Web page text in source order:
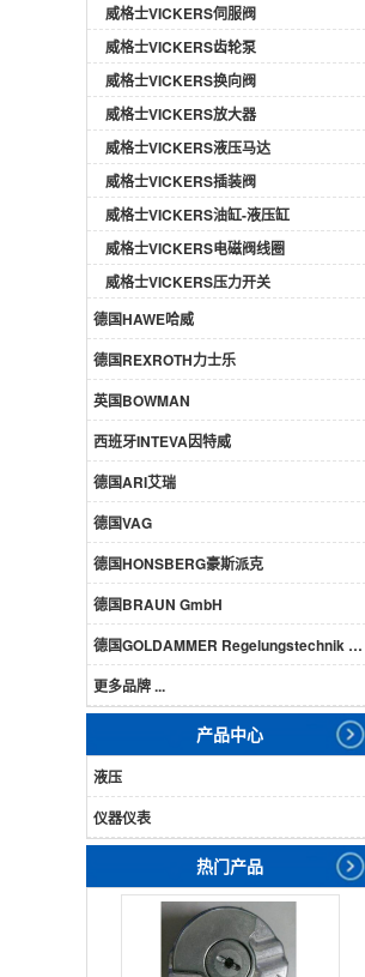
威格士VICKERS伺服阀
威格士VICKERS齿轮泵
威格士VICKERS换向阀
威格士VICKERS放大器
威格士VICKERS液压马达
威格士VICKERS插装阀
威格士VICKERS油缸-液压缸
威格士VICKERS电磁阀线圈
威格士VICKERS压力开关
德国HAWE哈威
德国REXROTH力士乐
英国BOWMAN
西班牙INTEVA因特威
德国ARI艾瑞
德国VAG
德国HONSBERG豪斯派克
德国BRAUN GmbH
德国GOLDAMMER Regelungstechnik GmbH
更多品牌 ...
产品中心
液压
仪器仪表
热门产品